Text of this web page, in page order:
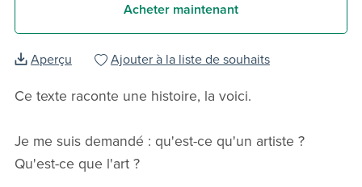
Acheter maintenant
Aperçu Ajouter à la liste de souhaits
Ce texte raconte une histoire, la voici.
Je me suis demandé : qu'est-ce qu'un artiste ?
Qu'est-ce que l'art ?